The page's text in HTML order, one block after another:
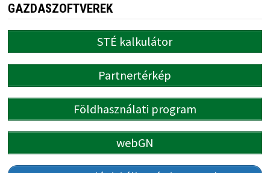
GAZDASZOFTVEREK
STÉ kalkulátor
Partnertérkép
Földhasználati program
webGN